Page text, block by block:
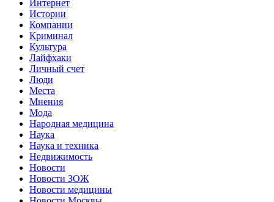
Интернет
Истории
Компании
Криминал
Культура
Лайфхаки
Личный счет
Люди
Места
Мнения
Мода
Народная медицина
Наука
Наука и техника
Недвижимость
Новости
Новости ЗОЖ
Новости медицины